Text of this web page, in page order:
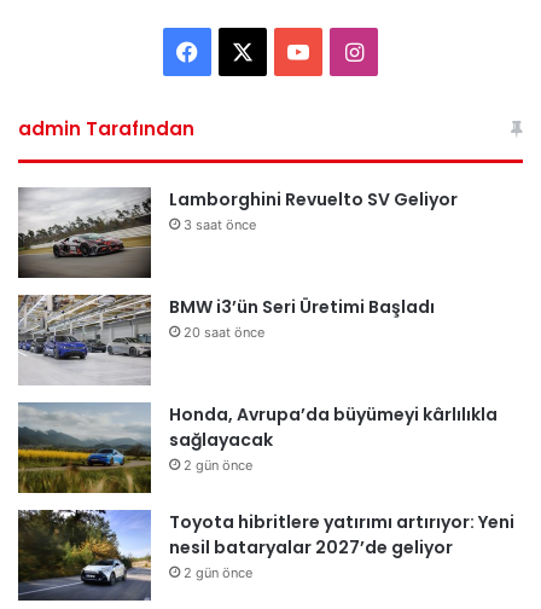
Facebook YouTubeInstagram
admin Tarafından
Lamborghini Revuelto SV Geliyor
3 saat önce
BMW i3’ün Seri Üretimi Başladı
20 saat önce
Honda, Avrupa’da büyümeyi kârlılıkla
sağlayacak
2 gün önce
Toyota hibritlere yatırımı artırıyor: Yeni
nesil bataryalar 2027’de geliyor
2 gün önce